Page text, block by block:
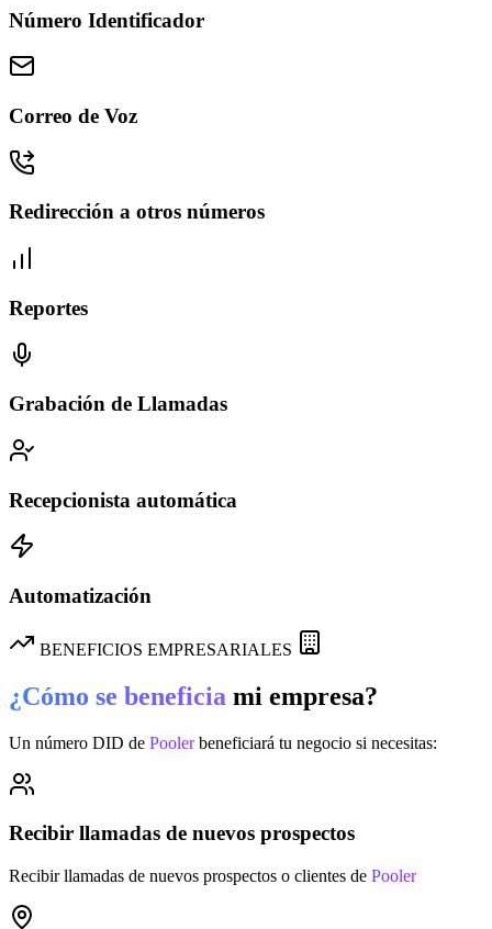
Número Identificador
Correo de Voz
Redirección a otros números
Reportes
Grabación de Llamadas
Recepcionista automática
Automatización
BENEFICIOS EMPRESARIALES
¿Cómo se beneficia mi empresa?
Un número DID de Pooler beneficiará tu negocio si necesitas:
Recibir llamadas de nuevos prospectos
Recibir llamadas de nuevos prospectos o clientes de Pooler